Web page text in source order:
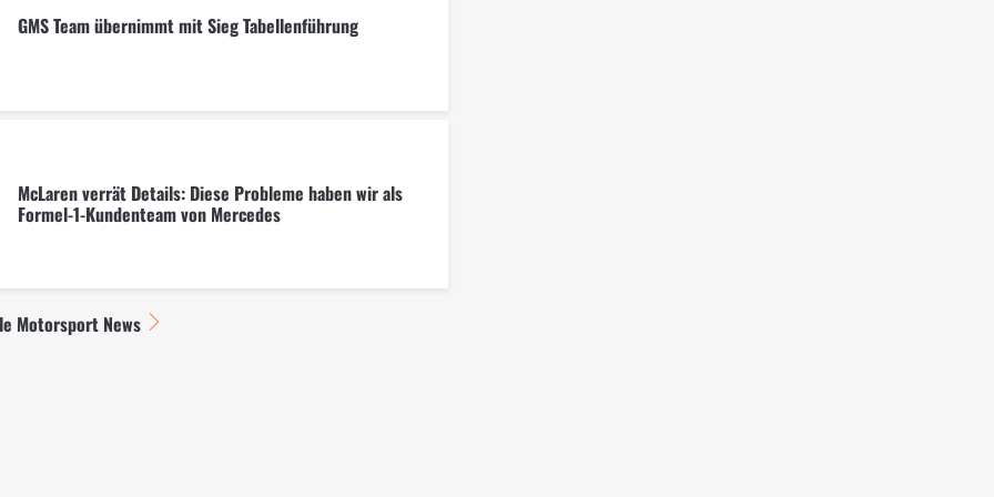
GMS Team übernimmt mit Sieg Tabellenführung
McLaren verrät Details: Diese Probleme haben wir als
Formel-1-Kundenteam von Mercedes
Motorsport News